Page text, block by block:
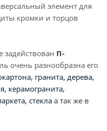
элемент для
кромки и торцов
задействован П-
очень разнообразна его
гранита, дерева,
керамогранита,
стекла а так же в